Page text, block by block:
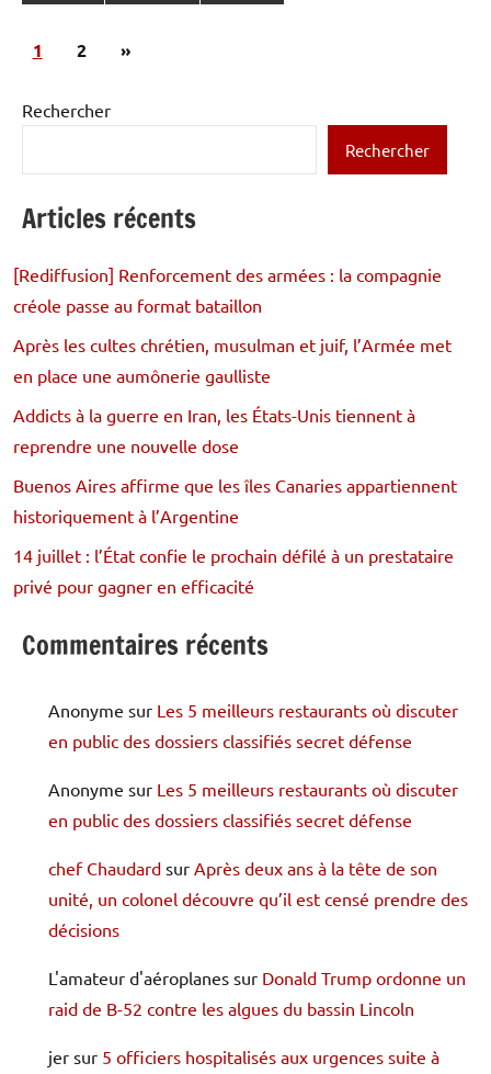
Pagination
publications
1 2
Articles
»
Rechercher
Rechercher
Articles récents
[Rediffusion] Renforcement des armées : la compagnie
créole passe au format bataillon
Après les cultes chrétien, musulman et juif, l’Armée met
en place une aumônerie gaulliste
Addicts à la guerre en Iran, les États-Unis tiennent à
reprendre une nouvelle dose
Buenos Aires affirme que les îles Canaries appartiennent
historiquement à l’Argentine
14 juillet : l’État confie le prochain défilé à un prestataire
privé pour gagner en efficacité
Commentaires récents
Anonyme sur Les 5 meilleurs restaurants où discuter
en public des dossiers classifiés secret défense
Anonyme sur Les 5 meilleurs restaurants où discuter
en public des dossiers classifiés secret défense
chef Chaudard sur Après deux ans à la tête de son
unité, un colonel découvre qu’il est censé prendre des
décisions
L'amateur d'aéroplanes sur Donald Trump ordonne un
raid de B-52 contre les algues du bassin Lincoln
jer sur 5 officiers hospitalisés aux urgences suite à